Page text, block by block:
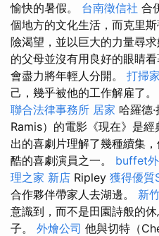
愉快的暑假。 台南徵信社 合
個地方的文化生活，而克里
險渴望，並以巨大的力量尋
的父母並沒有用良好的眼睛
會盡力將年輕人分開。 打掃
己，幾乎被他的工作解雇了。
聯合法律事務所 居家 哈羅德
Ramis）的電影《現在》是
出的喜劇片理解了幾種續集
酷的喜劇演員之一。 buffet
理之家 新店 Ripley 獲得優質
合作夥伴帶家人去湖邊。 新
意識到，而不是田園詩般的
子。 外燴公司 他與切特（